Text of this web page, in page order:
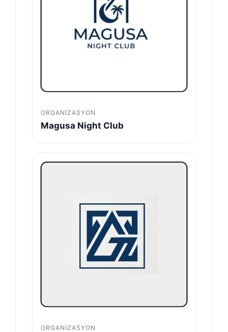
ORGANIZASYON
Magusa Night Club
ORGANIZASYON